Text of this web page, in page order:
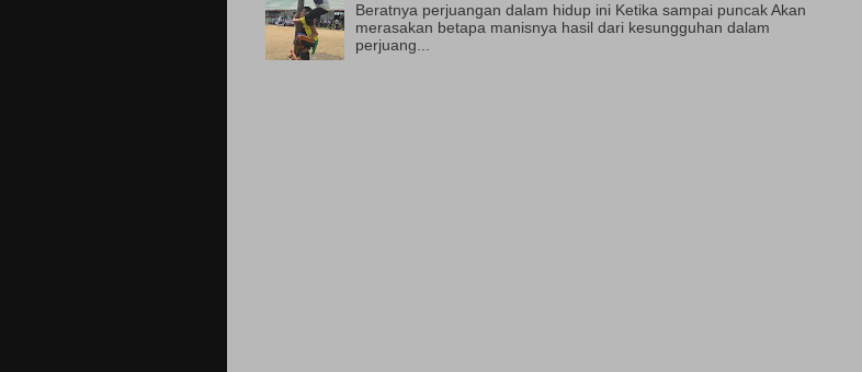
Beratnya perjuangan dalam hidup ini Ketika sampai puncak Akan
merasakan betapa manisnya hasil dari kesungguhan dalam
perjuang...